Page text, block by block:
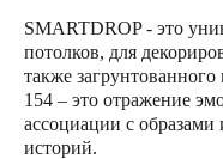
SMARTDROP - это
потолков, для
также
154 – это отражение
ассоциации с образами
историй.